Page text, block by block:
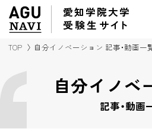
愛知学院大学
受験生 サイ ト
TOP 自分イノベーション 記事・動画一
自分イノベ
記事・動画